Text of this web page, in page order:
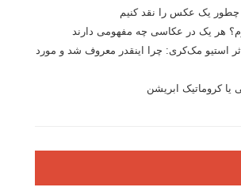
یک عکس را نقد کنیم
هر یک در عکاسی چه مفهومی دارند
استیو مک‌کری: چرا اینقدر معروف شد و مورد
کروماتیک ابریشن